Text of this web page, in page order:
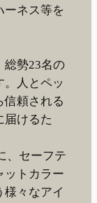
ーネス等を
総勢23名の
。人とペッ
信頼される
届けるた
、セーフテ
ットカラー
様々なアイ